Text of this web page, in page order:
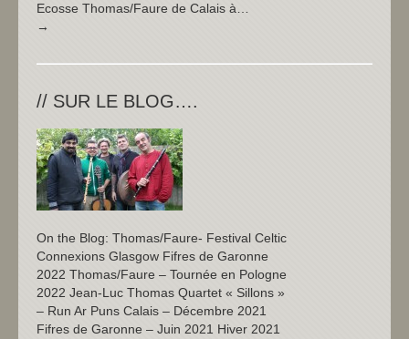
Ecosse Thomas/Faure de Calais à…
→
// SUR LE BLOG….
On the Blog: Thomas/Faure- Festival Celtic
Connexions Glasgow Fifres de Garonne
2022 Thomas/Faure – Tournée en Pologne
2022 Jean-Luc Thomas Quartet « Sillons »
– Run Ar Puns Calais – Décembre 2021
Fifres de Garonne – Juin 2021 Hiver 2021